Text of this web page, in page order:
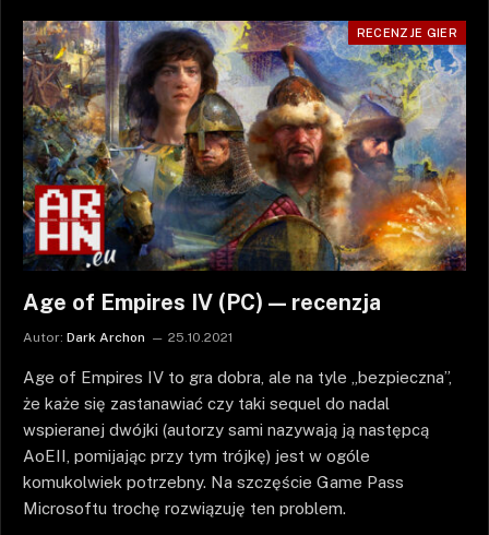
RECENZJE GIER
Age of Empires IV (PC) — recenzja
Autor: Dark Archon 25.10.2021
Age of Empires IV to gra dobra, ale na tyle „bezpieczna”,
że każe się zastanawiać czy taki sequel do nadal
wspieranej dwójki (autorzy sami nazywają ją następcą
AoEII, pomijając przy tym trójkę) jest w ogóle
komukolwiek potrzebny. Na szczęście Game Pass
Microsoftu trochę rozwiązuję ten problem.